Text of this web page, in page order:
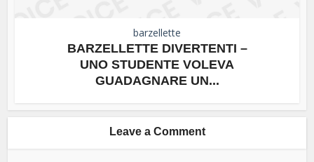
barzellette
BARZELLETTE DIVERTENTI –
UNO STUDENTE VOLEVA
GUADAGNARE UN...
Leave a Comment